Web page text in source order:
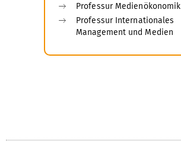
Professur Medienökonomik
Professur Internationales
Management und Medien